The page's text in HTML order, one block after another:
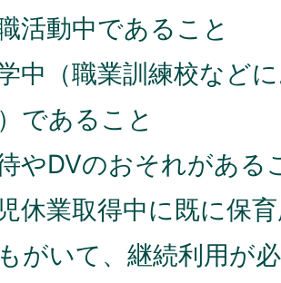
活動中であること
中（職業訓練校など
であること
やDVのおそれがある
休業取得中に既に保
がいて、継続利用が